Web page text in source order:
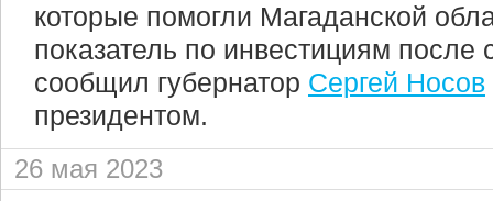
которые помогли Магаданской
показатель по инвестициям после
сообщил губернатор Сергей Носов
президентом.
26 мая 2023